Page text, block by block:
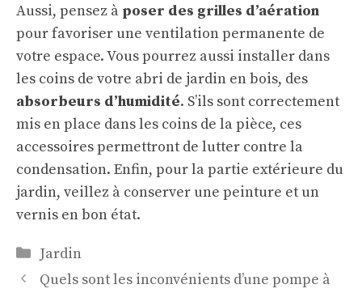
Aussi, pensez à poser des grilles d’aération
pour favoriser une ventilation permanente de
votre espace. Vous pourrez aussi installer dans
les coins de votre abri de jardin en bois, des
absorbeurs d’humidité. S’ils sont correctement
mis en place dans les coins de la pièce, ces
accessoires permettront de lutter contre la
condensation. Enfin, pour la partie extérieure du
jardin, veillez à conserver une peinture et un
vernis en bon état.
Catégories
Jardin
Quels sont les inconvénients d’une pompe à